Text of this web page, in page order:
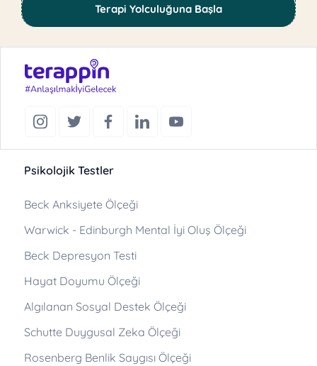
Terapi Yolculuğuna Başla
Psikolojik Testler
Beck Anksiyete Ölçeği
Warwick - Edinburgh Mental İyi Oluş Ölçeği
Beck Depresyon Testi
Hayat Doyumu Ölçeği
Algılanan Sosyal Destek Ölçeği
Schutte Duygusal Zeka Ölçeği
Rosenberg Benlik Saygısı Ölçeği